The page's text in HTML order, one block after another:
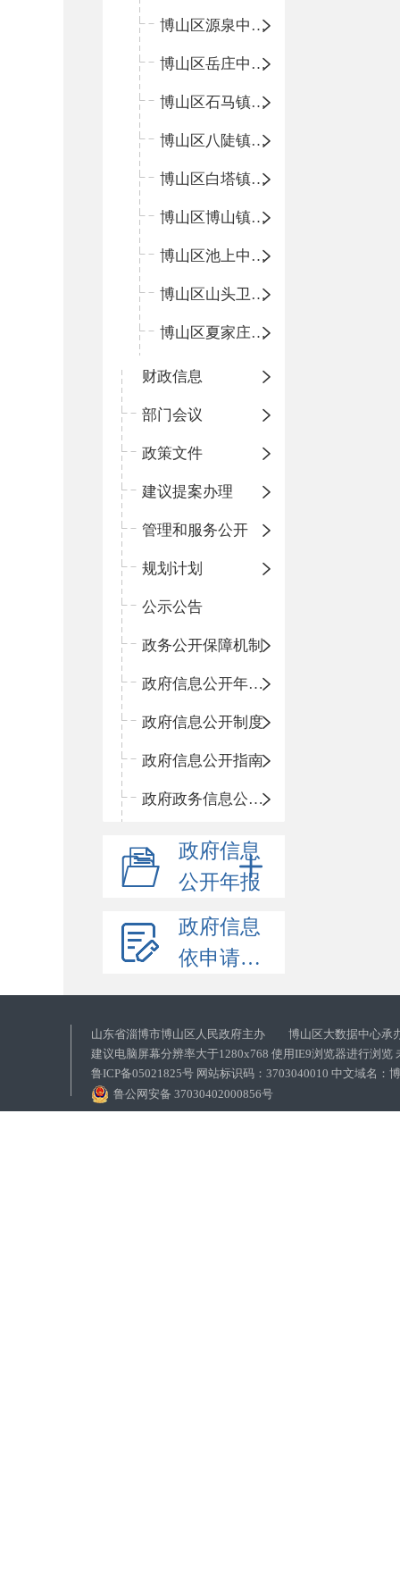
博山区源泉中心卫生院（博山区第二人民医院）
博山区岳庄中心卫生院
博山区石马镇卫生院
博山区八陡镇卫生院
博山区白塔镇卫生院
博山区博山镇中心卫生院（南院区、北院区）
博山区池上中心卫生院
博山区山头卫生院
博山区夏家庄卫生院
财政信息
部门会议
政策文件
建议提案办理
管理和服务公开
规划计划
公示公告
政务公开保障机制
政府信息公开年度报告
政府信息公开制度
政府信息公开指南
政府政务信息公开目录
政府信息
公开年报
政府信息
依申请公开
山东省淄博市博山区人民政府主办 博山区大数据中心承
建议电脑屏幕分辨率大于1280x768 使用IE9浏览器进行浏览
鲁ICP备05021825号 网站标识码：3703040010 中文域名：
鲁公网安备 37030402000856号